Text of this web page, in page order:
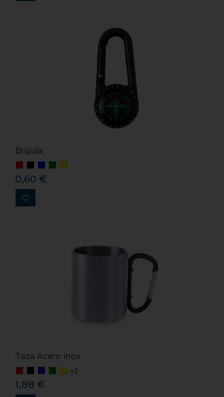
Brújula
0,60 €
Taza Acero Inox
+1
1,88 €